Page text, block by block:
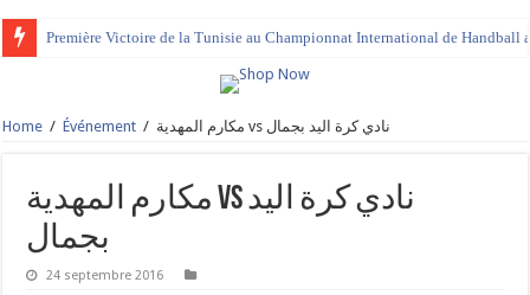
Première Victoire de la Tunisie au Championnat International de Handball
Home / Événement / مكارم المهدية vs نادي كرة اليد بجمال
مكارم المهدية vs نادي كرة اليد
بجمال
24 septembre 2016